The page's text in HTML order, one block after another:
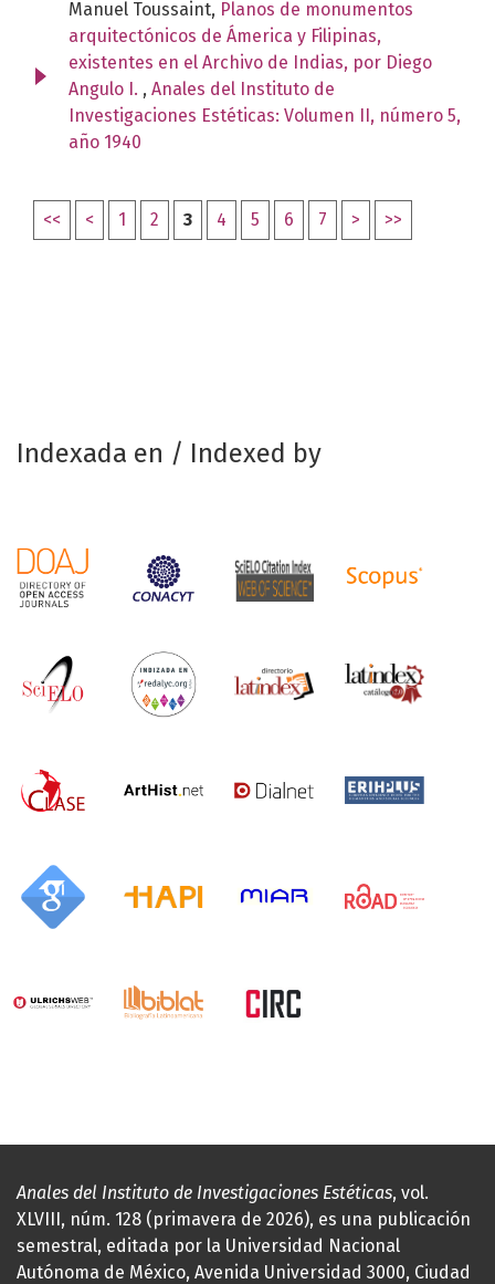
Manuel Toussaint, Planos de monumentos
arquitectónicos de Ámerica y Filipinas,
existentes en el Archivo de Indias, por Diego
Angulo I. , Anales del Instituto de
Investigaciones Estéticas: Volumen II, número 5,
año 1940
<< < 1 2 3 4 5 6 7 > >>
Indexada en / Indexed by
Anales del Instituto de Investigaciones Estéticas, vol.
XLVIII, núm. 128 (primavera de 2026), es una publicación
semestral, editada por la Universidad Nacional
Autónoma de México, Avenida Universidad 3000, Ciudad